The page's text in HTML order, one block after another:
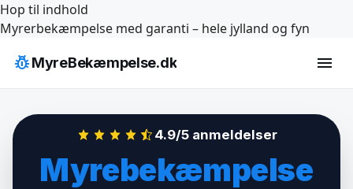
Hop til indhold
Myrerbekæmpelse med garanti – hele jylland og fyn
pest_controlMyreBekæmpelse.dk menu
4.9/5 anmeldelser
Myrebekæmpelse